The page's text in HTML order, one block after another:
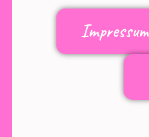
Impressum